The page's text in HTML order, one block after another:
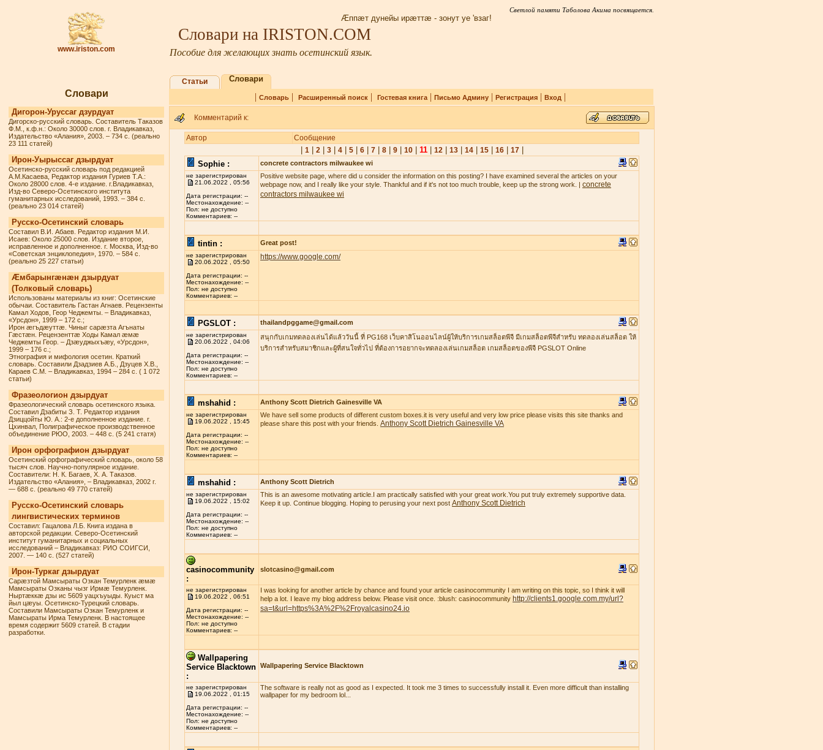
www.iriston.com
Светлой памяти Таболова Акима посвящается.
Æппæт дунейы ирæттæ - зонут уе 'взаг!
Словари на IRISTON.COM
Пособие для желающих знать осетинский язык.
Словари
Дигорон-Уруссаг дзурдуат
Дигорско-русский словарь. Составитель Таказов
Ф.М., к.ф.н.: Около 30000 слов. г. Владикавказ,
Издательство «Алания», 2003. – 734 с. (реально
23 111 статей)
Ирон-Уырыссаг дзырдуат
Осетинско-русский словарь под редакцией
А.М.Касаева, Редактор издания Гуриев Т.А.:
Около 28000 слов. 4-е издание. г.Владикавказ,
Изд-во Северо-Осетинского института
гуманитарных исследований, 1993. – 384 с.
(реально 23 014 статей)
Русско-Осетинский словарь
Составил В.И. Абаев. Редактор издания М.И.
Исаев: Около 25000 слов. Издание второе,
исправленное и дополненное. г. Москва, Изд-во
«Советская энциклопедия», 1970. – 584 с.
(реально 25 227 статьи)
Æмбарынгæнæн дзырдуат
(Толковый словарь)
Использованы материалы из книг: Осетинские
обычаи. Составитель Гастан Агнаев. Рецензенты
Камал Ходов, Геор Чеджемты. – Владикавказ,
«Урсдон», 1999 – 172 с.;
Ирон æгъдæуттæ. Чиныг сарæзта Агънаты
Гæстæн. Рецензенттæ Ходы Камал æмæ
Чеджемты Геор. – Дзæуджыхъæу, «Урсдон»,
1999 – 176 с.;
Этнография и мифология осетин. Краткий
словарь. Составили Дзадзиев А.Б., Дзуцев Х.В.,
Караев С.М. – Владикавказ, 1994 – 284 с. ( 1 072
статьи)
Фразеологион дзырдуат
Фразеологический словарь осетинского языка.
Составил Дзабиты З. Т. Редактор издания
Дзиццойты Ю. А.: 2-е дополненное издание. г.
Цхинвал, Полиграфическое производственное
объединение РЮО, 2003. – 448 с. (5 241 статя)
Ирон орфографион дзырдуат
Осетинский орфографический словарь, около 58
тысяч слов. Научно-популярное издание.
Составители: Н. К. Багаев, Х. А. Таказов.
Издательство «Алания», – Владикавказ, 2002 г.
— 688 с. (реально 49 770 статей)
Русско-Осетинский словарь
лингвистических терминов
Составил: Гацалова Л.Б. Книга издана в
авторской редакции. Северо-Осетинский
институт гуманитарных и социальных
исследований – Владикавказ: РИО СОИГСИ,
2007. — 140 с. (527 статей)
Ирон-Туркаг дзырдуат
Сарæзтой Мамсыраты Озкан Темурленк æмæ
Мамсыраты Озканы чызг Ирмæ Темурленк.
Ныртæккæ дзы ис 5609 уацхъуыды. Куыст ма
йыл цæуы. Осетинско-Турецкий словарь.
Составили Мамсыраты Озкан Темурленк и
Мамсыраты Ирма Темурленк. В настоящее
время содержит 5609 статей. В стадии
разработки.
Статьи Словари
| Словарь| Расширенный поиск| Гостевая книга| Письмо Админу| Регистрация| Вход |
Комментарий к:
Автор Сообщение
1| 2| 3| 4| 5| 6| 7| 8| 9| 10| 11| 12| 13| 14| 15| 16| 17|
Sophie :
concrete contractors milwaukee wi
не зарегистрирован
21.06.2022 , 05:56
Дата регистрации: --
Местонахождение: --
Пол: не доступно
Комментариев: --
Positive website page, where did u consider the information on this posting? I have examined several the articles on your
webpage now, and I really like your style. Thankful and if it's not too much trouble, keep up the strong work. | concrete
contractors milwaukee wi
tintin : Great post!
не зарегистрирован
20.06.2022 , 05:50
Дата регистрации: --
Местонахождение: --
Пол: не доступно
Комментариев: --
https://www.google.com/
PGSLOT : thailandpggame@gmail.com
не зарегистрирован
20.06.2022 , 04:06
Дата регистрации: --
Местонахождение: --
Пол: не доступно
Комментариев: --
สนุกกับเกมทดลองเล่นได้แล้ววันนี้ ที่ PG168 เว็บคาสิโนออนไลน์ผู้ให้บริการเกมสล็อตพีจี มีเกมสล็อตพีจีสำหรับ ทดลองเล่นสล็อต ให้
บริการสำหรับสมาชิกและผู้ที่สนใจทั่วไป ที่ต้องการอยากจะทดลองเล่นเกมสล็อต เกมสล็อตของพีจี PGSLOT Online
mshahid : Anthony Scott Dietrich Gainesville VA
не зарегистрирован
19.06.2022 , 15:45
Дата регистрации: --
Местонахождение: --
Пол: не доступно
Комментариев: --
We have sell some products of different custom boxes.it is very useful and very low price please visits this site thanks and
please share this post with your friends. Anthony Scott Dietrich Gainesville VA
mshahid : Anthony Scott Dietrich
не зарегистрирован
19.06.2022 , 15:02
Дата регистрации: --
Местонахождение: --
Пол: не доступно
Комментариев: --
This is an awesome motivating article.I am practically satisfied with your great work.You put truly extremely supportive data.
Keep it up. Continue blogging. Hoping to perusing your next post Anthony Scott Dietrich
casinocommunity
:
slotcasino@gmail.com
не зарегистрирован
19.06.2022 , 06:51
Дата регистрации: --
Местонахождение: --
Пол: не доступно
Комментариев: --
I was looking for another article by chance and found your article casinocommunity I am writing on this topic, so I think it will
help a lot. I leave my blog address below. Please visit once. :blush: casinocommunity http://clients1.google.com.my/url?
sa=t&url=https%3A%2F%2Froyalcasino24.io
Wallpapering
Service Blacktown
:
Wallpapering Service Blacktown
не зарегистрирован
19.06.2022 , 01:15
Дата регистрации: --
Местонахождение: --
Пол: не доступно
Комментариев: --
The software is really not as good as I expected. It took me 3 times to successfully install it. Even more difficult than installing
wallpaper for my bedroom lol...